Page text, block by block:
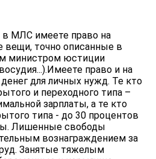
в МЛС имеете право на
вещи, точно описанные в
министром юстиции
право и на
для личных нужд. Те кто
и переходного типа –
зарплаты, а те кто
типа - до 30 процентов
Лишенные свободы
вознаграждением за
Занятые тяжелым